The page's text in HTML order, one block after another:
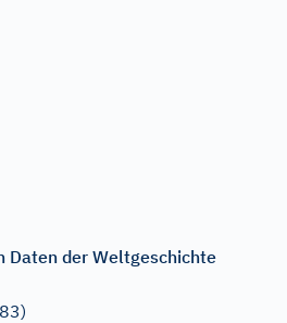
Daten der Weltgeschichte